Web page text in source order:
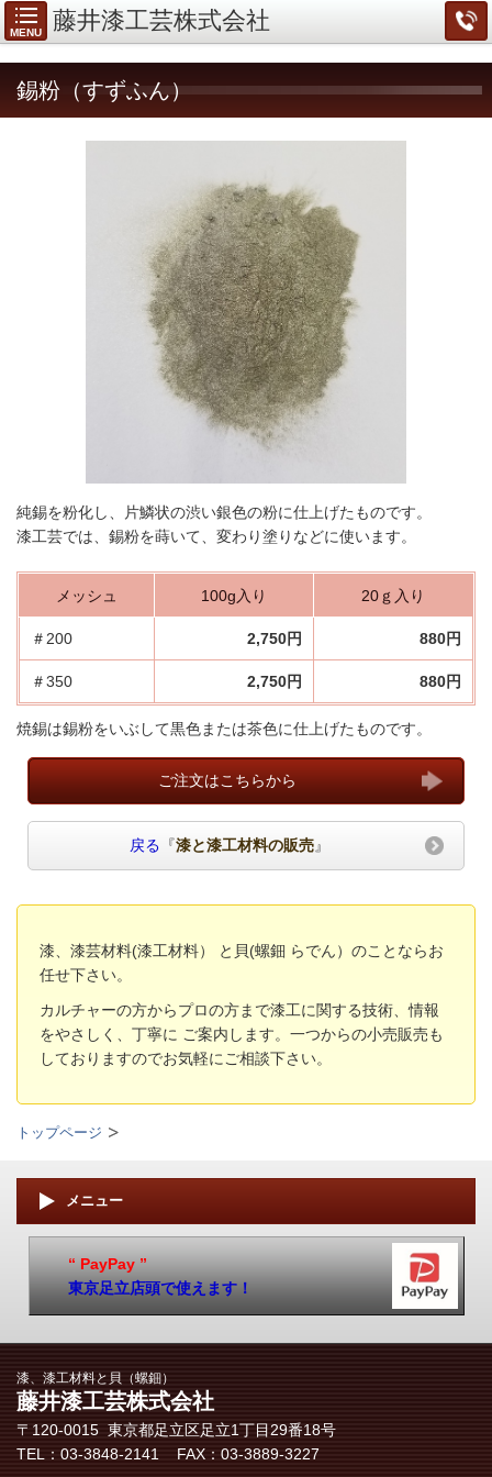
MENU 藤井漆工芸株式会社
錫粉（すずふん）
純錫を粉化し、片鱗状の渋い銀色の粉に仕上げたものです。
漆工芸では、錫粉を蒔いて、変わり塗りなどに使います。
メッシュ 100g入り 20ｇ入り
＃200 2,750円 880円
＃350 2,750円 880円
焼錫は錫粉をいぶして黒色または茶色に仕上げたものです。
ご注文はこちらから
戻る 『漆と漆工材料の販売』
漆、漆芸材料(漆工材料） と貝(螺鈿 らでん）のことならお
任せ下さい。
カルチャーの方からプロの方まで漆工に関する技術、情報
をやさしく、丁寧に ご案内します。 一つからの小売販売も
しておりますのでお気軽にご相談下さい。
トップページ
メニュー
“ PayPay ”
東京足立店頭で使えます！
漆、漆工材料と貝（螺鈿）
藤井漆工芸株式会社
〒120-0015 東京都足立区​足立1丁目29番18号
TEL：03-3848-2141 FAX：03-3889-3227